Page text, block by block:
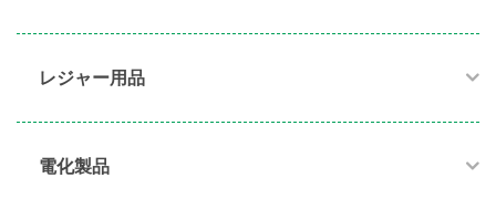
レジャー用品
電化製品​